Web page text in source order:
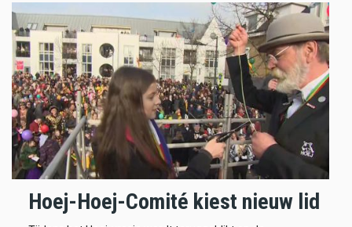
Hoej-Hoej-Comité kiest nieuw lid